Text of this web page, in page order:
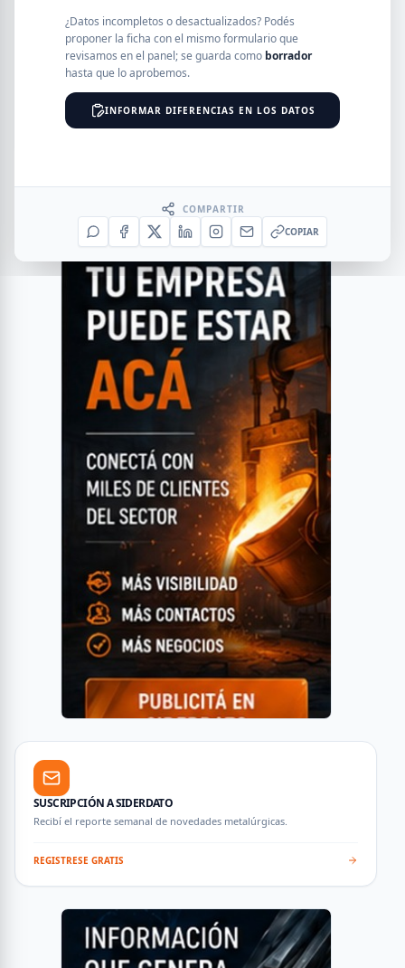
PROVINCIA
SUSCRIPCIÓN A SIDERDATO
Recibí el reporte semanal de novedades metalúrgicas.
REGISTRESE GRATIS
¿Datos incompletos o desactualizados? Podés
proponer la ficha con el mismo formulario que
revisamos en el panel; se guarda como borrador
hasta que lo aprobemos.
INFORMAR DIFERENCIAS EN LOS DATOS
COMPARTIR
COPIAR